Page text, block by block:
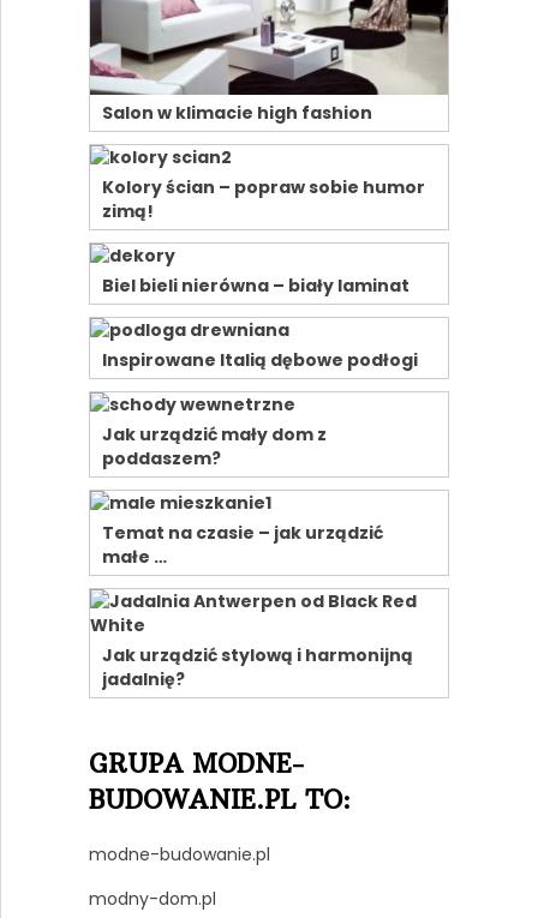
Salon w klimacie high fashion
Kolory ścian – popraw sobie humor
zimą!
Biel bieli nierówna – biały laminat
Inspirowane Italią dębowe podłogi
Jak urządzić mały dom z
poddaszem?
Temat na czasie – jak urządzić
małe …
Jak urządzić stylową i harmonijną
jadalnię?
GRUPA MODNE-
BUDOWANIE.PL TO:
modne-budowanie.pl
modny-dom.pl